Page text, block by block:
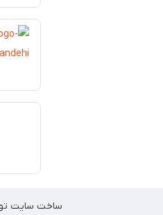
ساخت سایت